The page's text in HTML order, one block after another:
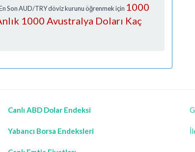
Son AUD/TRY döviz kurunu öğrenmek için 1000
1000 Avustralya Doları Kaç
Canlı ABD Dolar Endeksi
Yabancı Borsa Endeksleri